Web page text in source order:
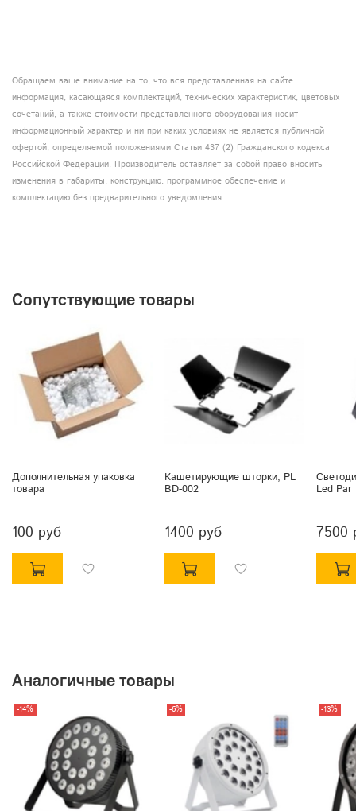
Обращаем ваше внимание на то, что вся представленная на сайте
информация, касающаяся комплектаций, технических характеристик, цветовых
сочетаний, а также стоимости представленного оборудования носит
информационный характер и ни при каких условиях не является публичной
офертой, определяемой положениями Статьи 437 (2) Гражданского кодекса
Российской Федерации. Производитель оставляет за собой право вносить
изменения в габариты, конструкцию, программное обеспечение и
комплектацию без предварительного уведомления.
Сопутствующие товары
Дополнительная упаковка
товара
100 руб
Кашетирующие шторки, PL
BD-002
1400 руб
Led Par
7500
Аналогичные товары
-14% -6% -13%